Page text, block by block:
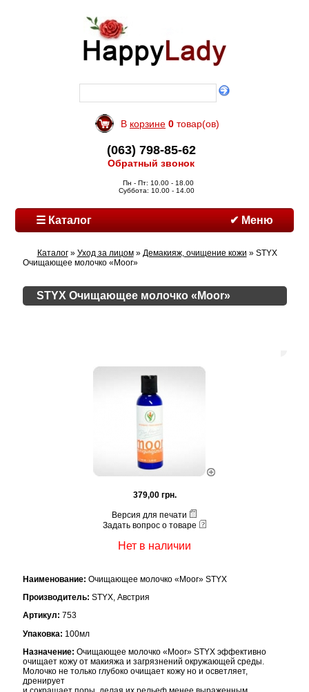
В корзине 0 товар(ов)
(063) 798-85-62
Обратный звонок
Пн - Пт: 10.00 - 18.00
Суббота: 10.00 - 14.00
☰ Каталог ✔ Меню
Каталог» Уход за лицом» Демакияж, очищение кожи » STYX
Очищающее молочко «Moor»
STYX Очищающее молочко «Moor»
379,00 грн.
Версия для печати
Задать вопрос о товаре
Нет в наличии
Наименование: Очищающее молочко «Moor» STYX
Производитель: STYX, Австрия
Артикул: 753
Упаковка: 100мл
Назначение: Очищающее молочко «Moor» STYX эффективно
очищает кожу от макияжа и загрязнений окружающей среды.
Молочко не только глубоко очищает кожу но и осветляет,
дренирует